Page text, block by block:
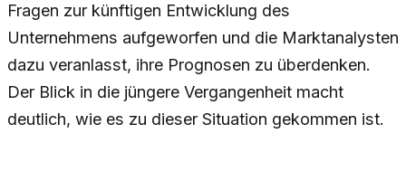
Fragen zur künftigen Entwicklung des
Unternehmens aufgeworfen und die Marktanalysten
dazu veranlasst, ihre Prognosen zu überdenken.
Der Blick in die jüngere Vergangenheit macht
deutlich, wie es zu dieser Situation gekommen ist.